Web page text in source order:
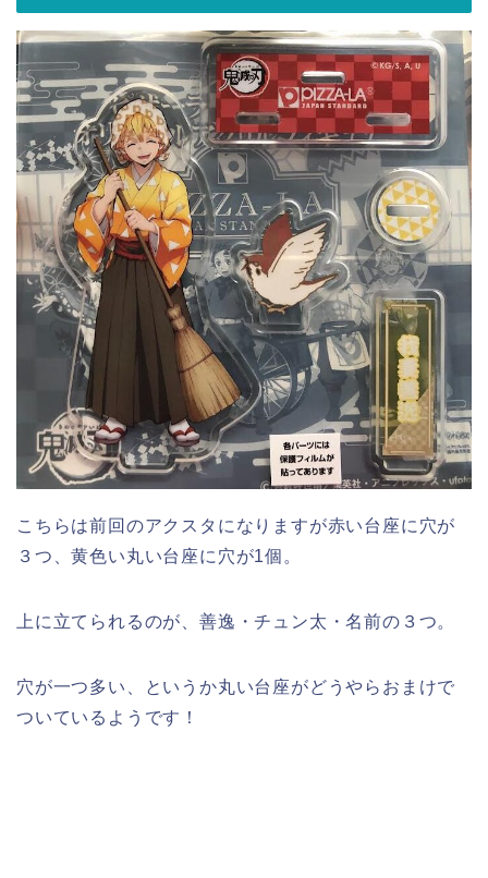
こちらは前回のアクスタになりますが赤い台座に穴が
３つ、黄色い丸い台座に穴が1個。
上に立てられるのが、善逸・チュン太・名前の３つ。
穴が一つ多い、というか丸い台座がどうやらおまけで
ついているようです！